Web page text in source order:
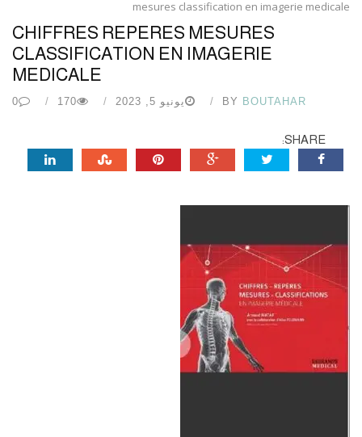
mesures classification en imagerie medicale
CHIFFRES REPERES MESURES
CLASSIFICATION EN IMAGERIE
MEDICALE
BY BOUTAHAR يونيو 5, 2023 170
0
SHARE: